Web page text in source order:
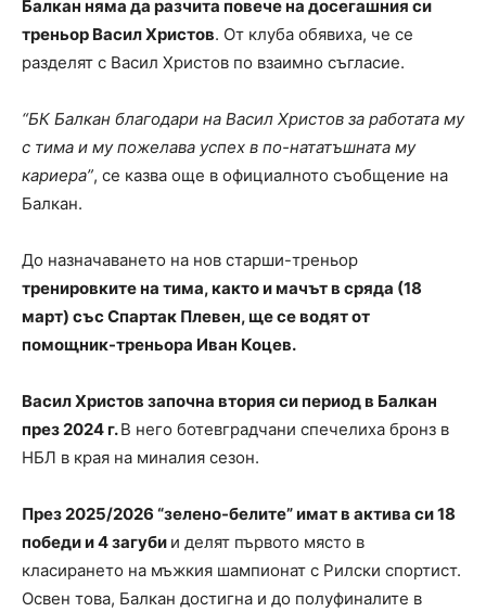
Балкан няма да разчита повече на досегашния си
треньор Васил Христов. От клуба обявиха, че се
разделят с Васил Христов по взаимно съгласие.
“БК Балкан благодари на Васил Христов за работата му
с тима и му пожелава успех в по-нататъшната му
кариера”, се казва още в официалното съобщение на
Балкан.
До назначаването на нов старши-треньор
тренировките на тима, както и мачът в сряда (18
март) със Спартак Плевен, ще се водят от
помощник-треньора Иван Коцев.
Васил Христов започна втория си период в Балкан
през 2024 г.В него ботевградчани спечелиха бронз в
НБЛ в края на миналия сезон.
През 2025/2026 “зелено-белите” имат в актива си 18
победи и 4 загуби и делят първото място в
класирането на мъжкия шампионат с Рилски спортист.
Освен това, Балкан достигна и до полуфиналите в